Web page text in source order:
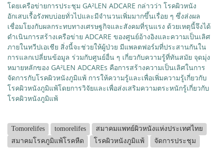
โดยเครือข่ายการประชุม GA²LEN ADCARE กล่าวว่า โรคผิวหนัง
อักเสบเรื้อรังพบบ่อยทั่วไปและมีจำนวนเพิ่มมากขึ้นเรื่อย ๆ ซึ่งส่งผล
เชื่อมโยงกับผลกระทบทางเศรษฐกิจและสังคมที่รุนแรง ด้วยเหตุนี้จึงได้
ดำเนินการสร้างเครือข่าย ADCARE ของศูนย์อ้างอิงและความเป็นเลิศ
ภายในทวีปเอเชีย สิ่งนี้จะช่วยให้ผู้ป่วย มีแพลตฟอร์มที่ประสานกันใน
การแลกเปลี่ยนข้อมูล ร่วมกับศูนย์อื่น ๆ เกี่ยวกับความรู้ที่ทันสมัย จุดมุ่ง
หมายหลักของ GA²LEN ADCAREs คือการสร้างความเป็นเลิศในการ
จัดการกับโรคผิวหนังภูมิแพ้ การให้ความรู้และเพื่อเพิ่มความรู้เกี่ยวกับ
โรคผิวหนังภูมิแพ้โดยการวิจัยและเพื่อส่งเสริมความตระหนักรู้เกี่ยวกับ
โรคผิวหนังภูมิแพ้
Tomorelifes tomorelifes
สมาคมแพทย์ผิวหนังแห่งประเทศไทย
สมาคมโรคภูมิแพ้โรคหืด
โรคผิวหนังภูมิแพ้ จัดการประชุม